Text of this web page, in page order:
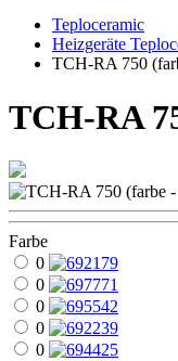
Teploceramic
Heizgeräte
TCH-RA 750
TCH-RA
Farbe
0
0
0
0
0